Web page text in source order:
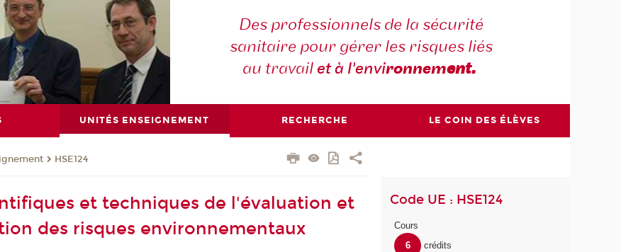
Des professionnels de la sécurité
sanitaire pour gérer les risques liés
au travailet à l'environnement.
UNITÉS ENSEIGNEMENT RECHERCHE LE COIN DES ÉLÈVES
HSE124
et techniques de l'évaluation et
des risques environnementaux
Code UE : HSE124
Cours
6
crédits